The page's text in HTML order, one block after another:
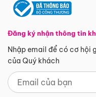
Đăng ký nhận thông tin
Nhập email để có cơ hội
của Quý khách